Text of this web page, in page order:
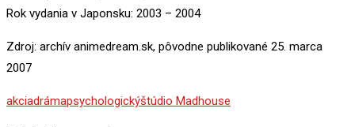
Rok vydania v Japonsku: 2003 – 2004
Zdroj: archív animedream.sk, pôvodne publikované 25. marca
2007
akciadrámapsychologickýštúdio Madhouse